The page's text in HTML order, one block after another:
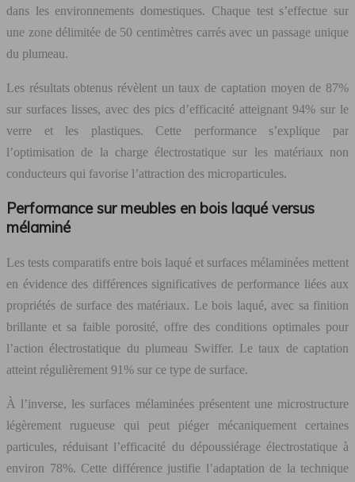
dans les environnements domestiques. Chaque test s’effectue sur
une zone délimitée de 50 centimètres carrés avec un passage unique
du plumeau.
Les résultats obtenus révèlent un taux de captation moyen de 87%
sur surfaces lisses, avec des pics d’efficacité atteignant 94% sur le
verre et les plastiques. Cette performance s’explique par
l’optimisation de la charge électrostatique sur les matériaux non
conducteurs qui favorise l’attraction des microparticules.
Performance sur meubles en bois laqué versus
mélaminé
Les tests comparatifs entre bois laqué et surfaces mélaminées mettent
en évidence des différences significatives de performance liées aux
propriétés de surface des matériaux. Le bois laqué, avec sa finition
brillante et sa faible porosité, offre des conditions optimales pour
l’action électrostatique du plumeau Swiffer. Le taux de captation
atteint régulièrement 91% sur ce type de surface.
À l’inverse, les surfaces mélaminées présentent une microstructure
légèrement rugueuse qui peut piéger mécaniquement certaines
particules, réduisant l’efficacité du dépoussiérage électrostatique à
environ 78%. Cette différence justifie l’adaptation de la technique